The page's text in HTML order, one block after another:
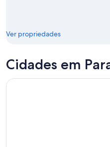
Ver propriedades
Cidades em